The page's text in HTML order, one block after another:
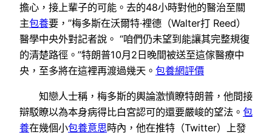
擔心，接上輩子的可能。去的48小時對他的醫治至關
主包養要，”梅多斯在沃爾特·裡德（Walter打 Reed）
醫學中央外對記者說。 “咱們仍未望到能讓其完整規復
的清楚路徑。”特朗普10月2日晚間被送至這傢醫療中
央，至多將在這裡再渡過幾天。 包養網評價
知戀人士稱，梅多斯的輿論激憤瞭特朗普，他間接
辯駁瞭以為本身病得比白宮認可的還要嚴峻的望法。 包
養在幾個小包養意思時內，他在推特（Twitter）上發